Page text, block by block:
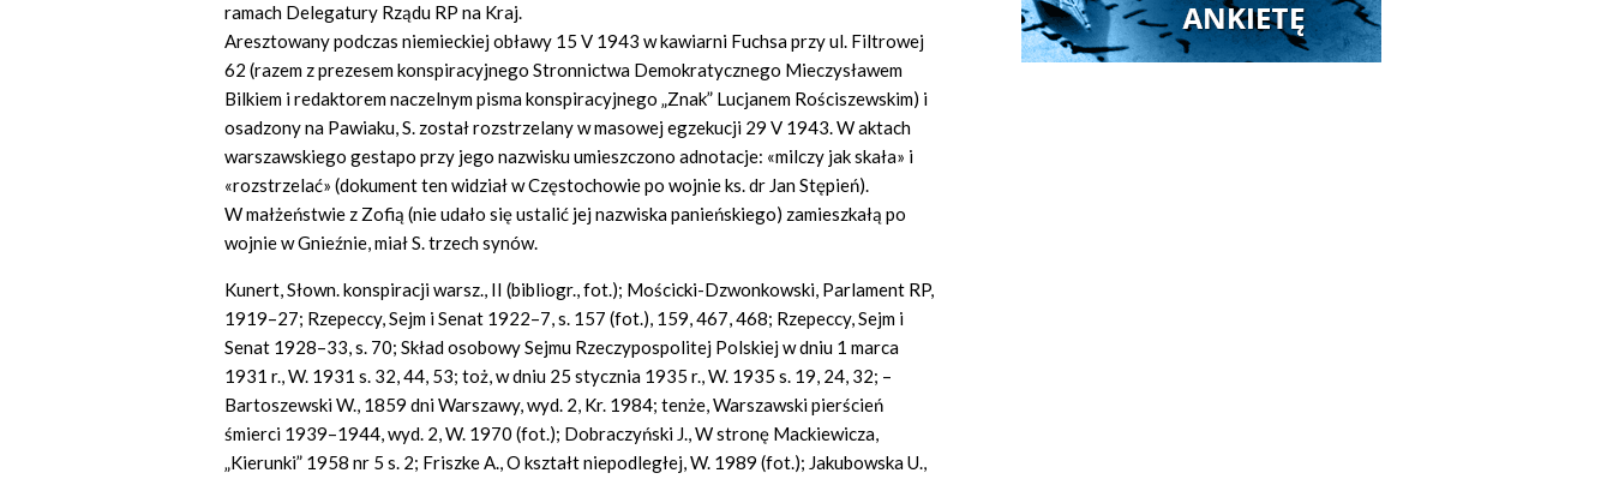
ramach Delegatury Rządu RP na Kraj.
Aresztowany podczas niemieckiej obławy 15 V 1943 w kawiarni Fuchsa przy ul. Filtrowej
62 (razem z prezesem konspiracyjnego Stronnictwa Demokratycznego Mieczysławem
Bilkiem i redaktorem naczelnym pisma konspiracyjnego „Znak” Lucjanem Rościszewskim) i
osadzony na Pawiaku, S. został rozstrzelany w masowej egzekucji 29 V 1943. W aktach
warszawskiego gestapo przy jego nazwisku umieszczono adnotacje: «milczy jak skała» i
«rozstrzelać» (dokument ten widział w Częstochowie po wojnie ks. dr Jan Stępień).
W małżeństwie z Zofią (nie udało się ustalić jej nazwiska panieńskiego) zamieszkałą po
wojnie w Gnieźnie, miał S. trzech synów.
Kunert, Słown. konspiracji warsz., II (bibliogr., fot.); Mościcki-Dzwonkowski, Parlament RP,
1919–27; Rzepeccy, Sejm i Senat 1922–7, s. 157 (fot.), 159, 467, 468; Rzepeccy, Sejm i
Senat 1928–33, s. 70; Skład osobowy Sejmu Rzeczypospolitej Polskiej w dniu 1 marca
1931 r., W. 1931 s. 32, 44, 53; toż, w dniu 25 stycznia 1935 r., W. 1935 s. 19, 24, 32; –
Bartoszewski W., 1859 dni Warszawy, wyd. 2, Kr. 1984; tenże, Warszawski pierścień
śmierci 1939–1944, wyd. 2, W. 1970 (fot.); Dobraczyński J., W stronę Mackiewicza,
„Kierunki” 1958 nr 5 s. 2; Friszke A., O kształt niepodległej, W. 1989 (fot.); Jakubowska U.,